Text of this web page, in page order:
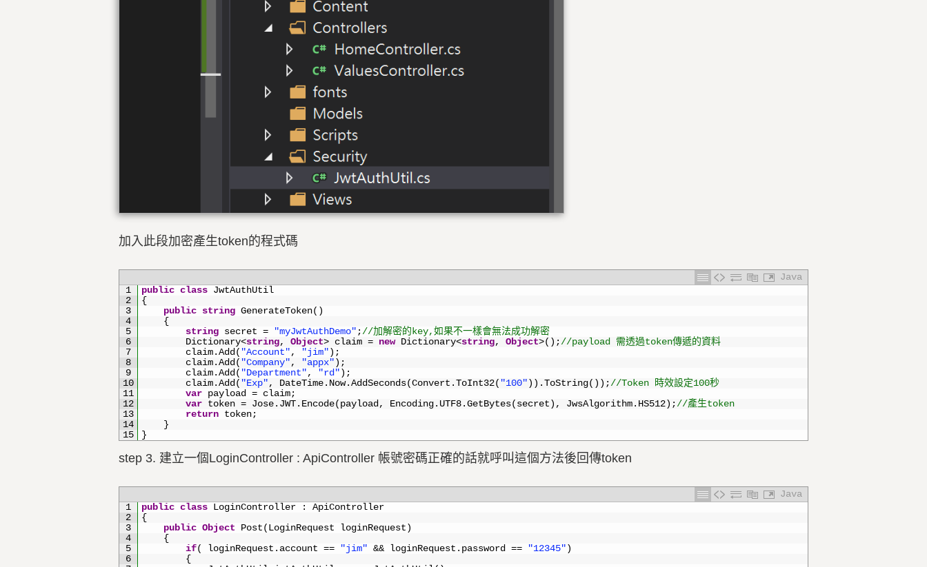
加入此段加密產生token的程式碼
Java
1
2
3
4
5
6
7
8
9
10
11
12
13
14
15
public class JwtAuthUtil
{
public string GenerateToken( )
{
string secret = "myJwtAuthDemo" ;//加解密的key,如果不一樣會無法成功解密
Dictionary<string, Object> claim = new Dictionary<string, Object>( ) ;//payload 需透過token傳遞的資料
claim.Add ( "Account", "jim") ;
claim.Add ( "Company", "appx") ;
claim.Add ( "Department", "rd") ;
claim.Add ( "Exp", DateTime. Now.AddSeconds(Convert .ToInt32( "100") ) .ToString( ) ) ;//Token 時效設定100秒
var payload = claim;
var token = Jose. JWT. Encode(payload , Encoding. UTF8.GetBytes(secret) , JwsAlgorithm. HS512) ;//產生token
return token;
}
}
step 3. 建立一個LoginController : ApiController 帳號密碼正確的話就呼叫這個方法後回傳token
Java
1
2
3
4
5
6
public class LoginController :
ApiController
{
public Object Post(LoginRequest loginRequest)
{
if( loginRequest . account == "jim" && loginRequest . password == "12345")
{